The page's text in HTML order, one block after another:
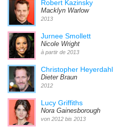
Robert Kazinsky
Macklyn Warlow
2013
Jurnee Smollett
Nicole Wright
à partir de 2013
Christopher Heyerdahl
Dieter Braun
2012
Lucy Griffiths
Nora Gainesborough
von 2012 bis 2013